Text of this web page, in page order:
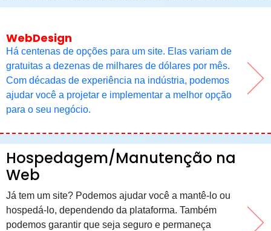
WebDesign
Há centenas de opções para um site. Elas variam de
gratuitas a dezenas de milhares de dólares por mês.
Com décadas de experiência na indústria, podemos
ajudar você a projetar e implementar a melhor opção
para o seu negócio.
Hospedagem/Manutenção na
Web
Já tem um site? Podemos ajudar você a mantê-lo ou
hospedá-lo, dependendo da plataforma. Também
podemos garantir que seja seguro e permaneça